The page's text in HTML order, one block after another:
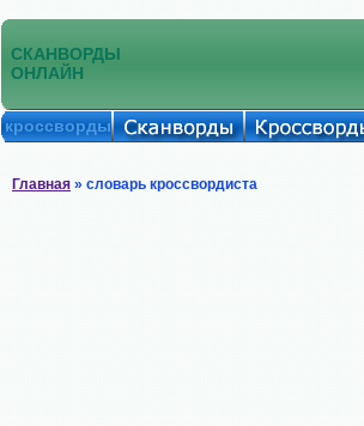
СКАНВОРДЫ
ОНЛАЙН
кроссворды
Главная » словарь кроссвордиста